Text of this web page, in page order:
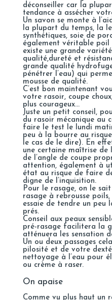
déconseiller car la
tendance à assécher
Un savon se monte à
la plupart du temps, la
synthétiques, soie de
également véritable
existe une grande
qualité,dureté et
grande qualité
pénétrer l’eau) qui
mousse de qualité.
C’est bon maintenant
votre rasoir, coupe
plus courageux…
Juste un petit conseil,
du rasoir mécanique au
faire le test le lundi
peu à la bourre au risque
le cas de le dire). En
une certaine maîtrise de
de l’angle de coupe
attention, également à
état au risque de faire
digne de l’inquisition.
Pour le rasage, on le
rasage à rebrousse
essaie de tendre un peu
prés.
Conseil aux peaux
pré-rasage facilitera la
atténuera les sensation
Un ou deux passages
pilosité et de votre
nettoyage à l’eau pour
ou crème à raser.
On apaise
Comme vu plus haut un